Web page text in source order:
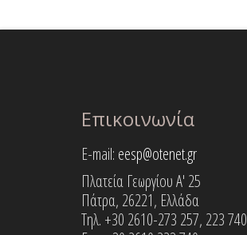
Επικοινωνία
E-mail: eesp@otenet.gr
Πλατεία Γεωργίου Α' 25
Πάτρα, 26221, Ελλάδα
Τηλ. +30 2610-273 257, 223 740